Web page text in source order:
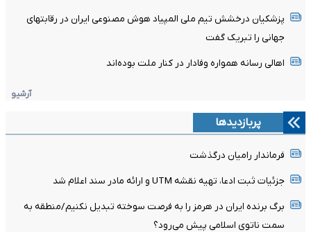
پزشکیان درخشش تیم ملی المپیاد هوش مصنوعی ایران در رقابتهای
جهانی را تبریک گفت
اهالی رسانه همواره وفادار در کنار ملت بوده‌اند
آرشیو
پربازدیدها
فرماندار رامیان درگذشت
جزئیات ثبت ادعا، تهیه نقشه UTM و ارائه مادر سند اعلام شد
برگ برنده ایران در هرمز را به فرصت سوخته تبدیل نکنیم/منطقه به
سمت ناتوی اسلامی پیش می‌رود؟